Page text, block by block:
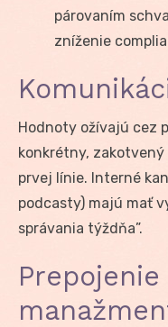
párovaním
zníženie
Hodnoty ožívajú cez
konkrétny,
prvej línie. Interné
podcasty) majú mať
správania týždňa”.